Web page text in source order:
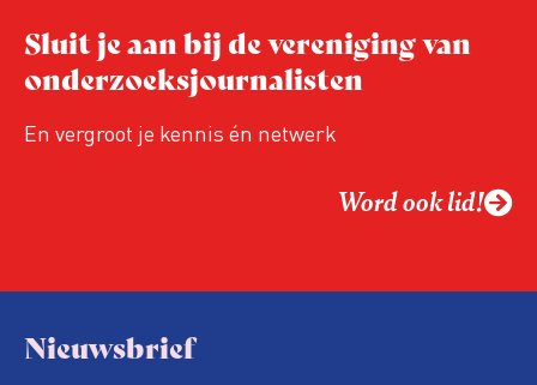
Sluit je aan bij de vereniging van
onderzoeksjournalisten
En vergroot je kennis én netwerk
Word ook lid!
Nieuwsbrief